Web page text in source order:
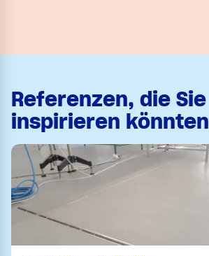
Referenzen, die Sie
inspirieren könnten